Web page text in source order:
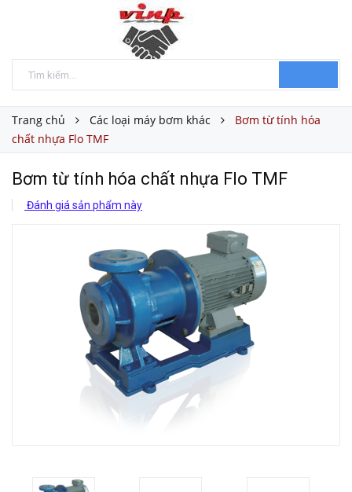
Trang chủ Các loại máy bơm khác
Bơm từ tính hóa
chất nhựa Flo TMF
Bơm từ tính hóa chất nhựa Flo TMF
Đánh giá sản phẩm này